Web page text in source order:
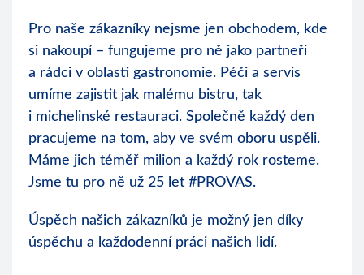
Pro naše zákazníky nejsme jen obchodem, kde
si nakoupí – fungujeme pro ně jako partneři
a rádci v oblasti gastronomie. Péči a servis
umíme zajistit jak malému bistru, tak
i michelinské restauraci. Společně každý den
pracujeme na tom, aby ve svém oboru uspěli.
Máme jich téměř milion a každý rok rosteme.
Jsme tu pro ně už 25 let #PROVAS.
Úspěch našich zákazníků je možný jen díky
úspěchu a každodenní práci našich lidí.